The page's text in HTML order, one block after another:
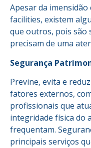
Apesar da
facilities, existem
que outros, pois são
precisam de uma
Segurança
Previne, evita e
fatores externos,
profissionais que
integridade física do
frequentam.
principais serviços